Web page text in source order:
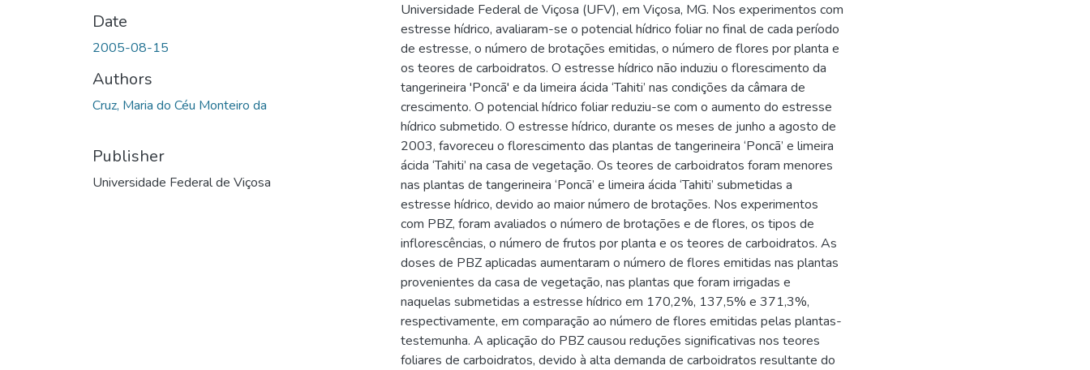
Date
2005-08-15
Authors
Cruz, Maria do Céu Monteiro da
Publisher
Universidade Federal de Viçosa
Universidade Federal de Viçosa (UFV), em Viçosa, MG. Nos experimentos com
estresse hídrico, avaliaram-se o potencial hídrico foliar no final de cada período
de estresse, o número de brotações emitidas, o número de flores por planta e
os teores de carboidratos. O estresse hídrico não induziu o florescimento da
tangerineira 'Poncã' e da limeira ácida ‘Tahiti’ nas condições da câmara de
crescimento. O potencial hídrico foliar reduziu-se com o aumento do estresse
hídrico submetido. O estresse hídrico, durante os meses de junho a agosto de
2003, favoreceu o florescimento das plantas de tangerineira ‘Poncã’ e limeira
ácida ‘Tahiti’ na casa de vegetação. Os teores de carboidratos foram menores
nas plantas de tangerineira ‘Poncã’ e limeira ácida ‘Tahiti’ submetidas a
estresse hídrico, devido ao maior número de brotações. Nos experimentos
com PBZ, foram avaliados o número de brotações e de flores, os tipos de
inflorescências, o número de frutos por planta e os teores de carboidratos. As
doses de PBZ aplicadas aumentaram o número de flores emitidas nas plantas
provenientes da casa de vegetação, nas plantas que foram irrigadas e
naquelas submetidas a estresse hídrico em 170,2%, 137,5% e 371,3%,
respectivamente, em comparação ao número de flores emitidas pelas plantas-
testemunha. A aplicação do PBZ causou reduções significativas nos teores
foliares de carboidratos, devido à alta demanda de carboidratos resultante do